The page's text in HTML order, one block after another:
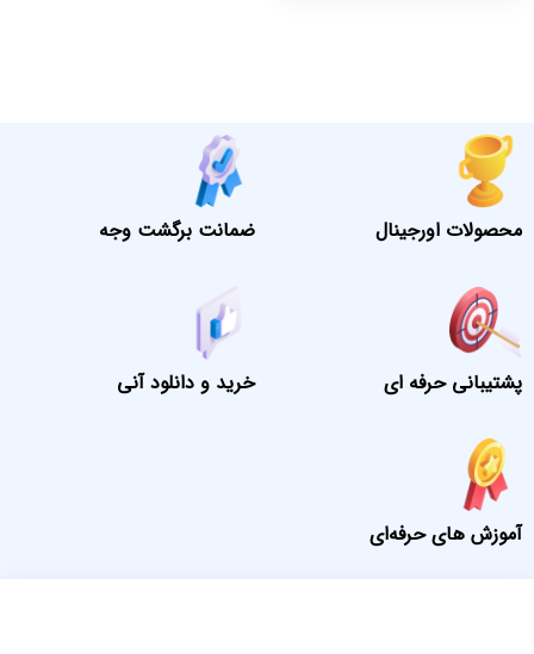
محصولات اورجینال ضمانت برگشت وجه
پشتیبانی حرفه ای خرید و دانلود آنی
آموزش های حرفه‌ای